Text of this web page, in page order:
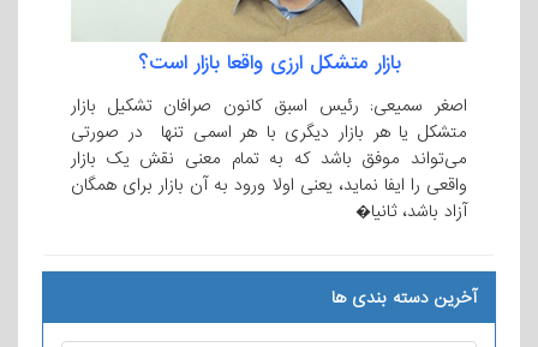
بازار متشکل ارزی واقعا بازار است؟
اصغر سمیعی: رئیس اسبق کانون صرافان تشکیل بازار
متشکل یا هر بازار دیگری با هر اسمی تنها در صورتی
می‌تواند موفق باشد که به تمام معنی نقش یک بازار
واقعی را ایفا نماید، یعنی اولا ورود به آن بازار برای همگان
آزاد باشد، ثانیا�
آخرین دسته بندی ها